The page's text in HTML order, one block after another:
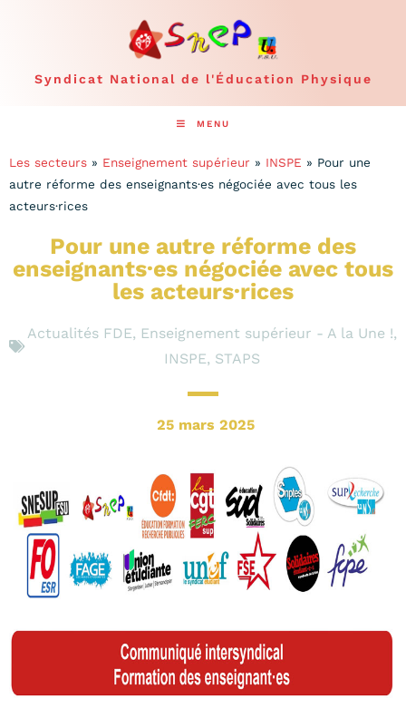
Syndicat National de l'Éducation Physique
MENU
Les secteurs » Enseignement supérieur » INSPE » Pour une
autre réforme des enseignants·es négociée avec tous les
acteurs·rices
Pour une autre réforme des
enseignants·es négociée avec tous
les acteurs·rices
Actualités FDE, Enseignement supérieur - A la Une !,
INSPE, STAPS
25 mars 2025